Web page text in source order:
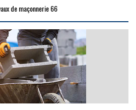
de maçonnerie 66